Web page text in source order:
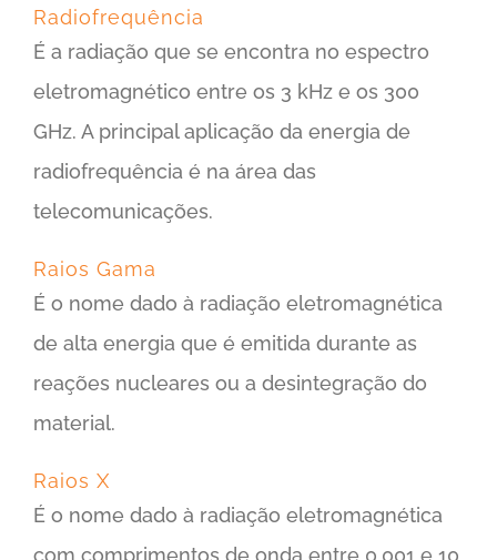
Radiofrequência
É a radiação que se encontra no espectro
eletromagnético entre os 3 kHz e os 300
GHz. A principal aplicação da energia de
radiofrequência é na área das
telecomunicações.
Raios Gama
É o nome dado à radiação eletromagnética
de alta energia que é emitida durante as
reações nucleares ou a desintegração do
material.
Raios X
É o nome dado à radiação eletromagnética
com comprimentos de onda entre 0,001 e 10